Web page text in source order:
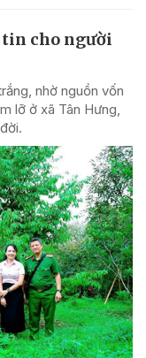
cho người
nhờ nguồn vốn
lỡ ở xã Tân Hưng,